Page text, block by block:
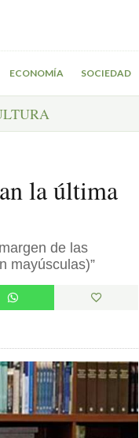
ECONOMÍA SOCIEDAD
la última
de las
mayúsculas)”